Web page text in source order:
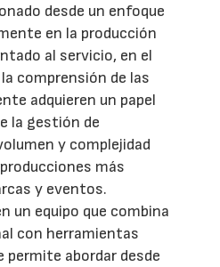
desde un enfoque
en la producción
al servicio, en el
comprensión de las
adquieren un papel
la gestión de
y complejidad
más
y eventos.
un equipo que combina
con herramientas
permite abordar desde